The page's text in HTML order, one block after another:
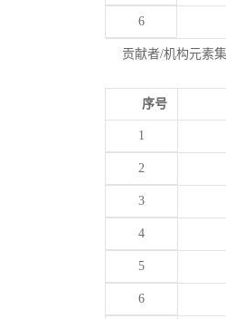
6
贡献者/机构元素
序号
1
2
3
4
5
6